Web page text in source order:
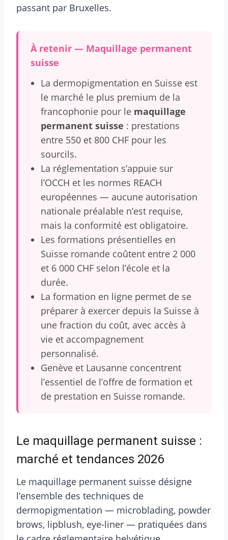
passant par Bruxelles.
À retenir — Maquillage permanent
suisse
La dermopigmentation en Suisse est
le marché le plus premium de la
francophonie pour le maquillage
permanent suisse : prestations
entre 550 et 800 CHF pour les
sourcils.
La réglementation s’appuie sur
l’OCCH et les normes REACH
européennes — aucune autorisation
nationale préalable n’est requise,
mais la conformité est obligatoire.
Les formations présentielles en
Suisse romande coûtent entre 2 000
et 6 000 CHF selon l’école et la
durée.
La formation en ligne permet de se
préparer à exercer depuis la Suisse à
une fraction du coût, avec accès à
vie et accompagnement
personnalisé.
Genève et Lausanne concentrent
l’essentiel de l’offre de formation et
de prestation en Suisse romande.
Le maquillage permanent suisse :
marché et tendances 2026
Le maquillage permanent suisse désigne
l’ensemble des techniques de
dermopigmentation — microblading, powder
brows, lipblush, eye-liner — pratiquées dans